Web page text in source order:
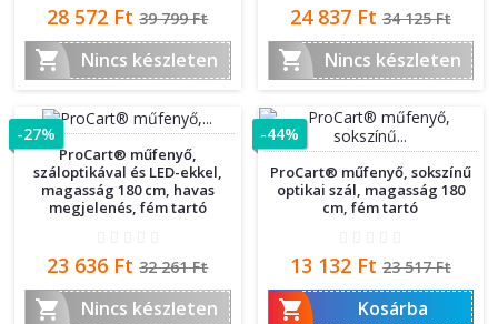
Ár
28 572 Ft Normál
ár
39 799 Ft
 Nincs készleten
Ár
24 837 Ft Normál
ár
34 125 Ft
 Nincs készleten
ProCart® műfenyő,
száloptikával és LED-ekkel,
magasság 180 cm, havas
megjelenés, fém tartó
Ár
23 636 Ft Normál
ár
32 261 Ft
 Nincs készleten
-27%
ProCart® műfenyő, sokszínű
optikai szál, magasság 180
cm, fém tartó
Ár
13 132 Ft Normál
ár
23 517 Ft
 Kosárba
-44%